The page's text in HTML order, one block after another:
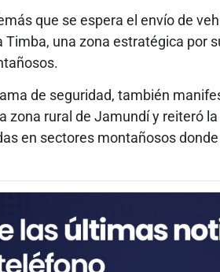
que se espera el envío de
Timba, una zona estratégica por
de seguridad, también
zona rural de Jamundí y reiteró
en sectores montañosos